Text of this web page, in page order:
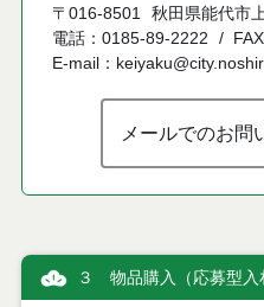
〒016-8501 秋田県能代市
電話：0185-89-2222
E-mail：
メールでのお問
３ 物品購入（応募型入